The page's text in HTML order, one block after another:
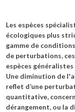
Les espèces
écologiques plus
gamme de
de perturbations,
espèces
Une diminution de
reflet d’une
quantitative,
dérangement, ou la